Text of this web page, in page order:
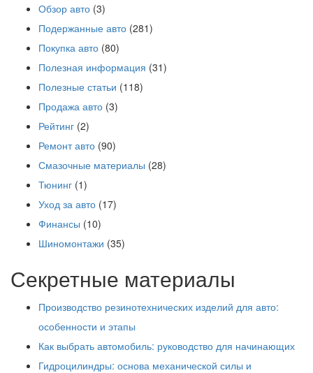
Обзор авто (3)
Подержанные авто (281)
Покупка авто (80)
Полезная информация (31)
Полезные статьи (118)
Продажа авто (3)
Рейтинг (2)
Ремонт авто (90)
Смазочные материалы (28)
Тюнинг (1)
Уход за авто (17)
Финансы (10)
Шиномонтажи (35)
Секретные материалы
Производство резинотехнических изделий для авто:
особенности и этапы
Как выбрать автомобиль: руководство для начинающих
Гидроцилиндры: основа механической силы и